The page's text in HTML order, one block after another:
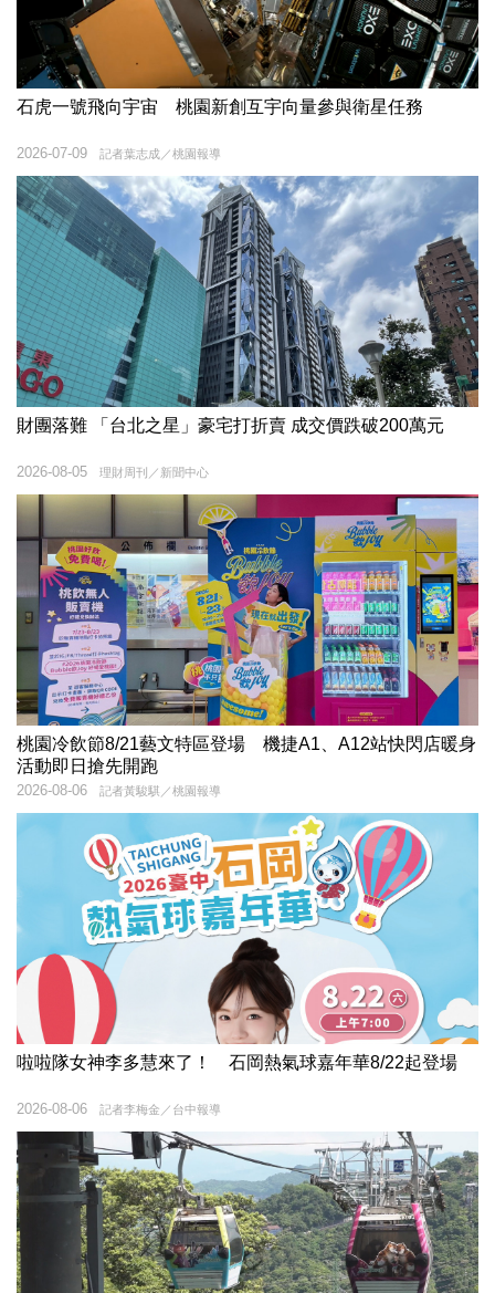
石虎一號飛向宇宙 桃園新創互宇向量參與衛星任務
記者葉志成／桃園報導
2026-07-09
財團落難 「台北之星」豪宅打折賣 成交價跌破200萬元
理財周刊／新聞中心
2026-08-05
桃園冷飲節8/21藝文特區登場 機捷A1、A12站快閃店暖身
活動即日搶先開跑
記者黃駿騏／桃園報導
2026-08-06
啦啦隊女神李多慧來了！ 石岡熱氣球嘉年華8/22起登場
記者李梅金／台中報導
2026-08-06